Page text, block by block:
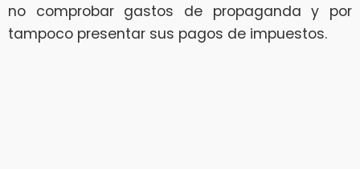
no comprobar gastos de propaganda y por
tampoco presentar sus pagos de impuestos.